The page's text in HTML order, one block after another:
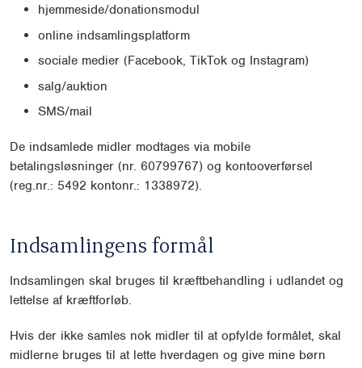
hjemmeside/donationsmodul
online indsamlingsplatform
sociale medier (Facebook, TikTok og Instagram)
salg/auktion
SMS/mail
De indsamlede midler modtages via mobile
betalingsløsninger (nr. 60799767) og kontooverførsel
(reg.nr.: 5492 kontonr.: 1338972).
Indsamlingens formål
Indsamlingen skal bruges til kræftbehandling i udlandet og
lettelse af kræftforløb.
Hvis der ikke samles nok midler til at opfylde formålet, skal
midlerne bruges til at lette hverdagen og give mine børn